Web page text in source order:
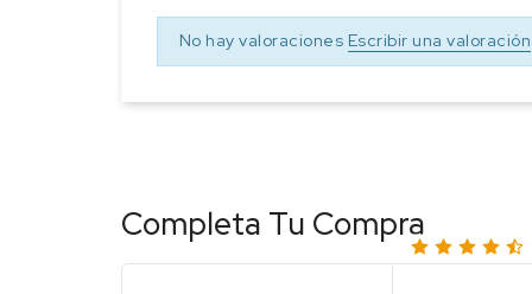
No hay valoraciones Escribir una valoración
Completa Tu Compra